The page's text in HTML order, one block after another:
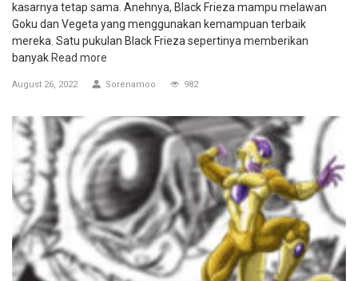
kasarnya tetap sama. Anehnya, Black Frieza mampu melawan
Goku dan Vegeta yang menggunakan kemampuan terbaik
mereka. Satu pukulan Black Frieza sepertinya memberikan
banyak Read more
August 26, 2022 Sorenamoo 982